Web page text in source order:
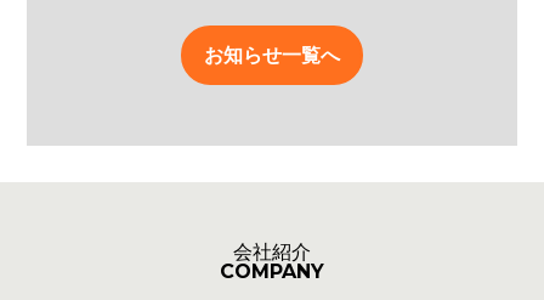
お知らせ一覧へ
会社紹介
COMPANY